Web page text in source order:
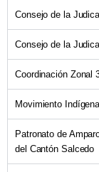
Consejo de la
Consejo de la
Coordinación Zonal
Movimiento
Patronato de
del Cantón Salcedo